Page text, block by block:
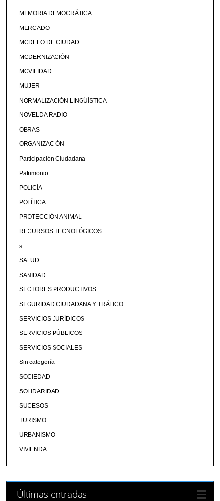
MEMORIA DEMOCRÁTICA
MERCADO
MODELO DE CIUDAD
MODERNIZACIÓN
MOVILIDAD
MUJER
NORMALIZACIÓN LINGÜÍSTICA
NOVELDA RADIO
OBRAS
ORGANIZACIÓN
Participación Ciudadana
Patrimonio
POLICÍA
POLÍTICA
PROTECCIÓN ANIMAL
RECURSOS TECNOLÓGICOS
s
SALUD
SANIDAD
SECTORES PRODUCTIVOS
SEGURIDAD CIUDADANA Y TRÁFICO
SERVICIOS JURÍDICOS
SERVICIOS PÚBLICOS
SERVICIOS SOCIALES
Sin categoría
SOCIEDAD
SOLIDARIDAD
SUCESOS
TURISMO
URBANISMO
VIVIENDA
Últimas entradas